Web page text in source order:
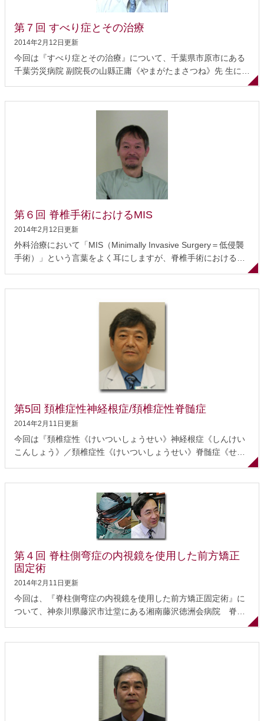
最初は手のしびれ、次には手の使い辛さ、歩くことに困 難を感
なくなる、という症状が出てきます。このような症状が出る人
もいれば、まったく症状が出 ない人も大勢...
第７回 すべり症とその治療
2014年2月12日更新
今回は『すべり症とその治療』について、千葉県市原市にある
千葉労災病院 副院長の山縣正庸《やまがたまさつね》先 生にお
持つ全国でも有数の病 院です。また、整形外科部長でもある山
縣先生は、専門医が評価する「ベストドクターズ イン ジャパン
2008-2009、2010-2011」に選ばれた脊椎外科の名医です。 す
べり症とは 症状 診断 保存的治療 手術の適応 手術の方法 合併
症 術後の経過 信頼できる医師とともに最適な治療を すべり症
とは 腰椎は第1腰椎から第5腰椎まであり、正面から見ても横か
ら見てもきれいに並んでいます。通常は簡単にずれたりしない
ようになっていますが、椎間関節 と呼ばれる背骨の関節が壊れ
てしまったり、椎間板の異常などによって骨がずれてしまうこ
とがあります。これ...
第６回 脊椎手術におけるMIS
2014年2月12日更新
外科治療において「MIS（Minimally Invasive Surgery＝低侵襲
手術）」という言葉をよく耳にしますが、脊椎手術における
恵介《なかの けいすけ》先生にお話を伺いました。 脊椎手術に
おけるMISとは MIS手術の実際 効果（従来法との比較） 適応
今後の展望と課題 脊椎手術におけるMISとは MISの条件 1. 病巣
周辺の組織のダメージが最小限 2. 術後の痛みが少ない 3. 結果
が従来法に劣らない 4. 従来法より合併症が多くない 5. 早期離
床、早期退院、早期社会復帰ができる 6. 費用対効果が高い 7.
小さな傷で正確な手術 脊椎以外の手術と同じですが、私は7つ
第5回 頚椎症性神経根症/頚椎症性脊髄症
2014年2月11日更新
今回は『頚椎症性《けいついしょうせい》神経根症《しんけい
こんしょう》／頚椎症性《けいついしょうせい》脊髄症《せき
の病院は、「脊椎外科」、「手の外科」の専門病院として発展
し、脊椎手術においては、年間308件（頚椎125件、腰椎158
件、胸椎25件）の実績（いずれも2008年度）を持つ全国でも有
数の病院です。 頚椎症とは 症状 脊髄と神経根の違い 頚椎症性
神経根症の治療 頚の姿勢と神戸枕 頚椎症性脊髄症の治療 手術
の適応を見極めることが重要 手術の実際 脊髄専門医を受診する
ことが大切 頚椎症《けいついしょう》とは 頚椎は年齢とともに
変化します。椎間板が弾力を失ってクッションとしての役割が
果たせなくなり、椎骨と椎骨がこすれ合って変形したり、骨の
並び方が変わったりします。このように、「頚...
第４回 脊柱側弯症の内視鏡を使用した前方矯正
固定術
2014年2月11日更新
今回は、『脊柱側弯症の内視鏡を使用した前方矯正固定術』に
ついて、神奈川県藤沢市辻堂にある湘南藤沢徳洲会病院 脊
柱側弯症に対する内視鏡を利用した小切開での手術など高度か
つ最先端の脊椎手術を行っている日本でも有数の病院です。 ア
プローチ（進入）方法と矯正固定術 内視鏡を使用した前方矯正
固定術の開発 手術の実際 主なメリット 合併症について 術後の
経過 内視鏡を使用した胸椎矯正固定術の適応 問題点と課題 自